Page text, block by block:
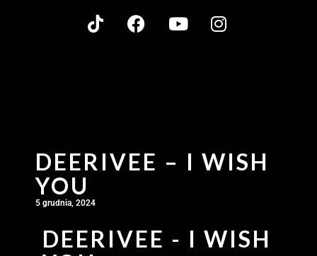
DEERIVEE – I WISH
YOU
5 grudnia, 2024
DEERIVEE - I WISH